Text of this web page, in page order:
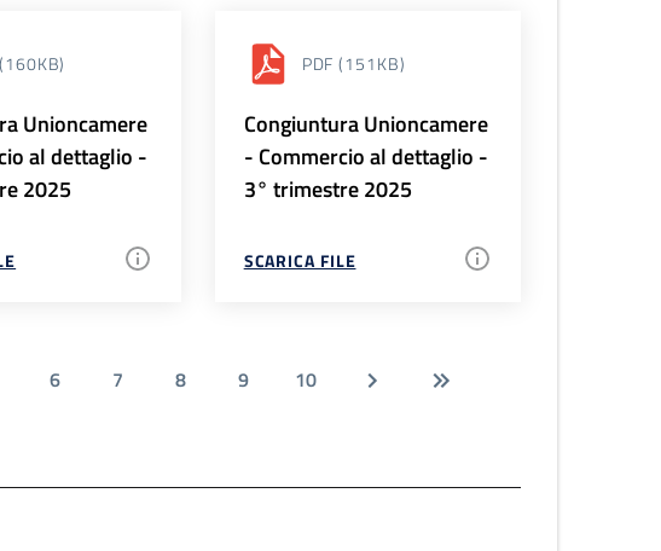
(160KB)
Unioncamere
al dettaglio -
2025
PDF (151KB)
Congiuntura Unioncamere
- Commercio al dettaglio -
3° trimestre 2025
SCARICA FILE
6 7 8 9 10